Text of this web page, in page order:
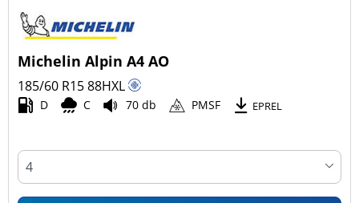
Michelin Alpin A4 AO
185/60 R1588HXL
D C 70 db PMSF EPREL